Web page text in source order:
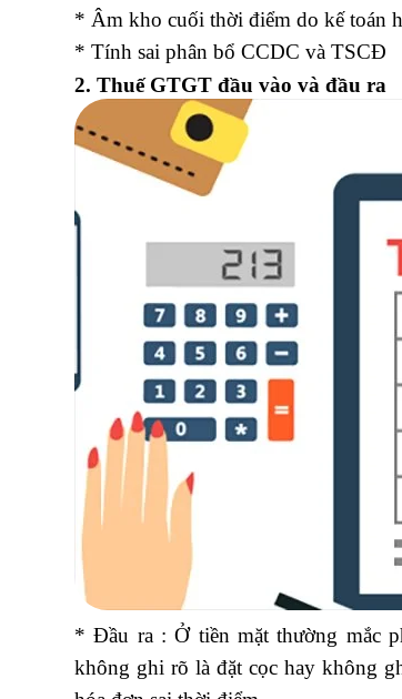
* Âm kho cuối thời điểm do kế toán
* Tính sai phân bổ CCDC và TSCĐ
2. Thuế GTGT đầu vào và đầu ra
* Đầu ra : Ở tiền mặt thường mắc
không ghi rõ là đặt cọc hay không